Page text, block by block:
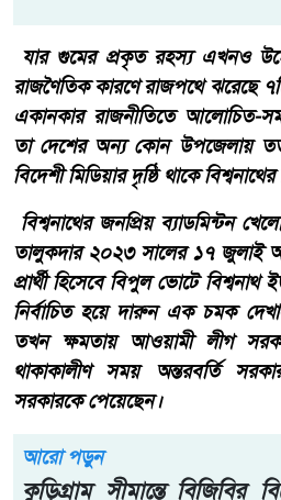
যার গুমের প্রকৃত রহস্য এখনও
রাজণৈতিক কারণে রাজপথে ঝরেছে
একানকার রাজনীতিতে আলোচিত-
তা দেশের অন্য কোন উপজেলায়
বিদেশী মিডিয়ার দৃষ্ঠি থাকে
বিশ্বনাথের জনপ্রিয় ব্যাডমিন্টন
তালুকদার ২০২৩ সালের ১৭ জুলাই
প্রার্থী হিসেবে বিপুল ভোটে বিশ্বনাথ
নির্বাচিত হয়ে দারুন এক চমক
তখন ক্ষমতায় আওয়ামী লীগ
থাকাকালীণ সময় অন্তরবর্তি
সরকারকে পেয়েছেন।
আরো পড়ুন
কুড়িগ্রাম সীমান্তে বিজিবির